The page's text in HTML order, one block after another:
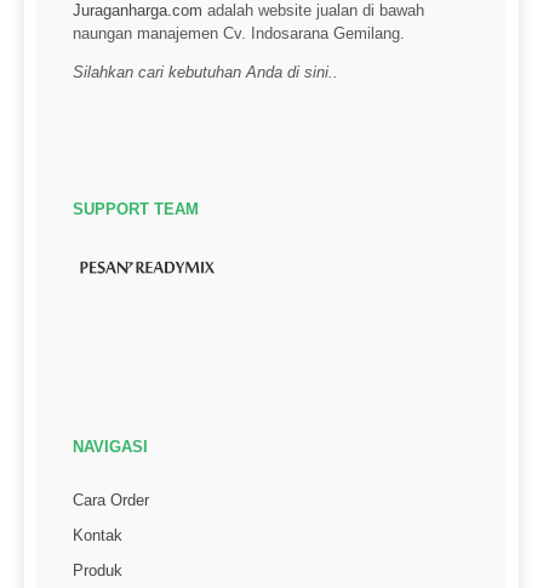
Juraganharga.com adalah website jualan di bawah
naungan manajemen Cv. Indosarana Gemilang.
Silahkan cari kebutuhan Anda di sini..
SUPPORT TEAM
NAVIGASI
Cara Order
Kontak
Produk